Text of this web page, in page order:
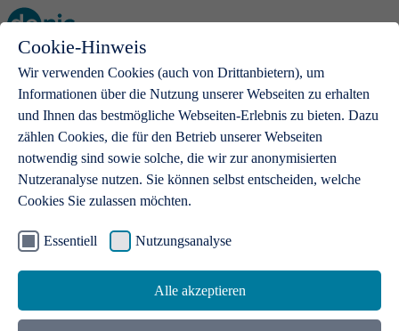
Cookie-Hinweis
Wir verwenden Cookies (auch von Drittanbietern), um
Informationen über die Nutzung unserer Webseiten zu erhalten
und Ihnen das bestmögliche Webseiten-Erlebnis zu bieten. Dazu
zählen Cookies, die für den Betrieb unserer Webseiten
notwendig sind sowie solche, die wir zur anonymisierten
Nutzeranalyse nutzen. Sie können selbst entscheiden, welche
Cookies Sie zulassen möchten.
Essentiell Nutzungsanalyse
Alle akzeptieren
Open main menu
.de-Domains
Mit einer .de-Domain erhalten Ideen eine Bühne